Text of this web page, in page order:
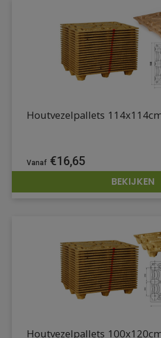
Houtvezelpallets
€16,65
BEKIJKEN